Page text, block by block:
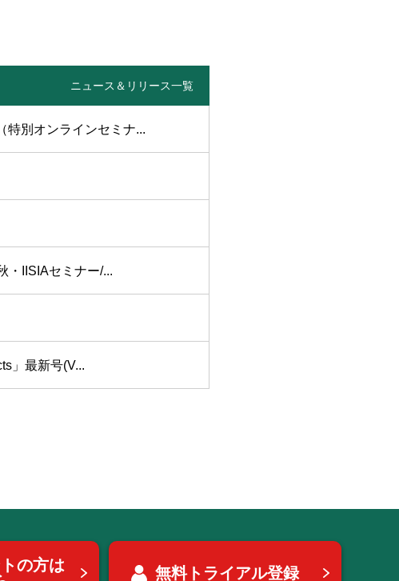
ニュース＆リリース一覧
特別オンラインセミナ...
・IISIAセミナー/...
」最新号(V...
の方は
無料トライアル登録